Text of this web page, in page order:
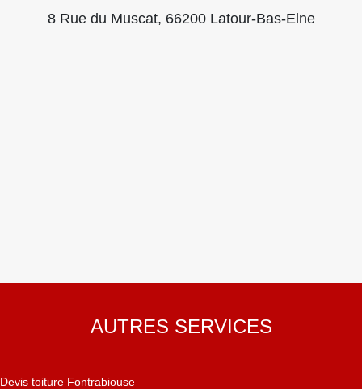
8 Rue du Muscat, 66200 Latour-Bas-Elne
AUTRES SERVICES
Devis toiture Fontrabiouse